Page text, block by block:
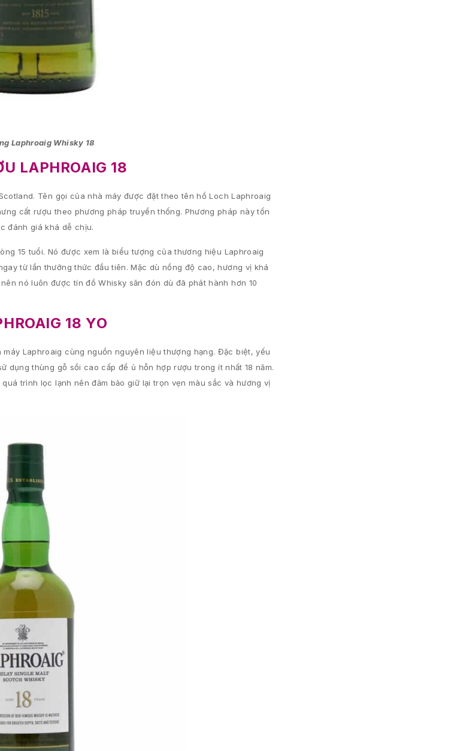
Laphroaig Whisky 18
LAPHROAIG 18
Tên gọi của nhà máy được đặt theo tên hồ Loch Laphroaig
cất rượu theo phương pháp truyền thống. Phương pháp này tốn
đánh giá khá dễ chịu.
15 tuổi. Nó được xem là biểu tượng của thương hiệu Laphroaig
từ lần thưởng thức đầu tiên. Mặc dù nồng độ cao, hương vị khá
nó luôn được tín đồ Whisky săn đón dù đã phát hành hơn 10
18 YO
Laphroaig cùng nguồn nguyên liệu thượng hạng. Đặc biệt, yếu
thùng gỗ sồi cao cấp để ủ hỗn hợp rượu trong ít nhất 18 năm.
trình lọc lạnh nên đảm bảo giữ lại trọn vẹn màu sắc và hương vị